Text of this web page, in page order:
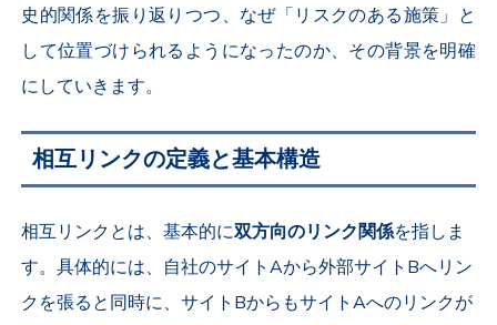
史的関係を振り返りつつ、なぜ「リスクのある施策」と
して位置づけられるようになったのか、その背景を明確
にしていきます。
相互リンクの定義と基本構造
相互リンクとは、基本的に双方向のリンク関係を指しま
す。具体的には、自社のサイトAから外部サイトBへリン
クを張ると同時に、サイトBからもサイトAへのリンクが